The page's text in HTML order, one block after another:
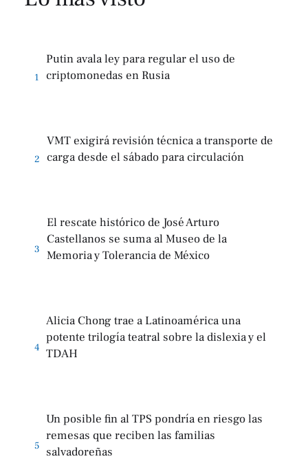
1
Putin avala ley para regular el uso de
criptomonedas en Rusia
2
VMT exigirá revisión técnica a transporte de
carga desde el sábado para circulación
3
El rescate histórico de José Arturo
Castellanos se suma al Museo de la
Memoria y Tolerancia de México
4
Alicia Chong trae a Latinoamérica una
potente trilogía teatral sobre la dislexia y el
TDAH
5
Un posible fin al TPS pondría en riesgo las
remesas que reciben las familias
salvadoreñas